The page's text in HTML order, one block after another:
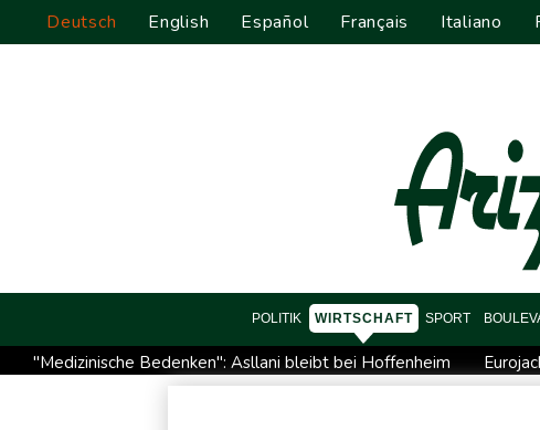
Deutsch English Español Français Italiano
POLITIK WIRTSCHAFT SPORT
"Medizinische Bedenken": Asllani bleibt bei Hoffenheim